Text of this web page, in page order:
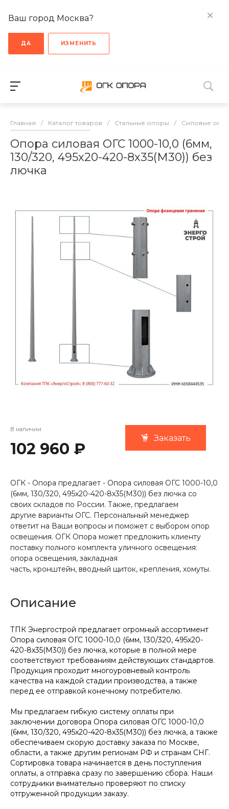
Ваш город Москва?
ДА ИЗМЕНИТЬ
Главная / Каталог товаров / Стальные опоры / Cиловые
Опора силовая ОГС 1000-10,0 (6мм,
130/320, 495х20-420-8х35(М30)) без
лючка
В наличии
102 960 ₽
Заказать
ОГК - Опора предлагает - Опора силовая ОГС 1000-10,0
(6мм, 130/320, 495х20-420-8х35(М30)) без лючка со
своих складов по России. Также, предлагаем
другие варианты ОГС. Персональный менеджер
ответит на Ваши вопросы и поможет с выбором опор
освещения. ОГК Опора может предложить клиенту
поставку полного комплекта уличного освещения:
опора освещения, закладная
часть, кронштейн, вводный щиток, крепления, хомуты.
Описание
ТПК Энергострой предлагает огромный ассортимент
Опора силовая ОГС 1000-10,0 (6мм, 130/320, 495х20-
420-8х35(М30)) без лючка, которые в полной мере
соответствуют требованиям действующих стандартов.
Продукция проходит многоуровневый контроль
качества на каждой стадии производства, а также
перед ее отправкой конечному потребителю.
Мы предлагаем гибкую систему оплаты при
заключении договора Опора силовая ОГС 1000-10,0
(6мм, 130/320, 495х20-420-8х35(М30)) без лючка, а также
обеспечиваем скорую доставку заказа по Москве,
области, а также другим регионам РФ и странам СНГ.
Сортировка товара начинается в день поступления
оплаты, а отправка сразу по завершению сбора. Наши
сотрудники внимательно проверяют по списку
отгруженной продукции заказу.